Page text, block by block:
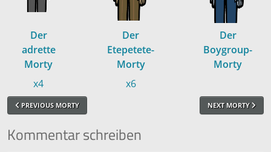
Der
adrette
Morty
Der
Etepetete-
Morty
Der
Boygroup-
Morty
x4
x6
PREVIOUS MORTY NEXT MORTY
Kommentar schreiben